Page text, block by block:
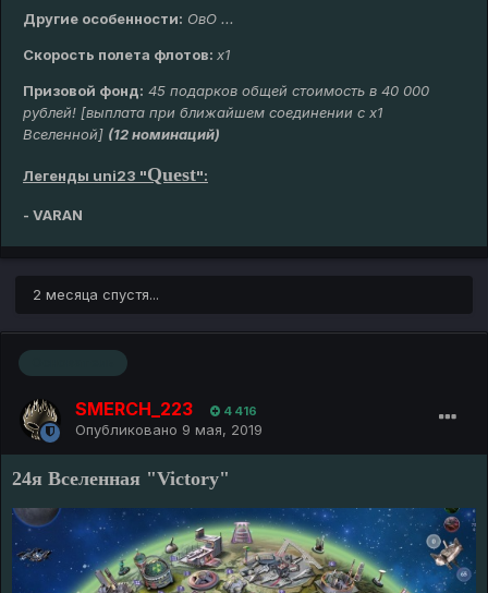
Другие особенности: ОвО ...
Скорость полета флотов: х1
Призовой фонд: 45 подарков общей стоимость в 40 000
рублей! [выплата при ближайшем соединении с х1
Вселенной] (12 номинаций)
Легенды uni23 "Quest":
- VARAN
2 месяца спустя...
SMERCH_223 4 416
Опубликовано 9 мая, 2019
24я Вселенная "Victory"